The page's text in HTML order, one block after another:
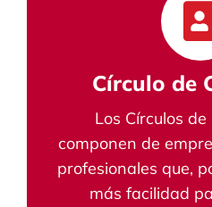
Círculo de
Los Círculos
componen de
profesionales que,
más facilidad